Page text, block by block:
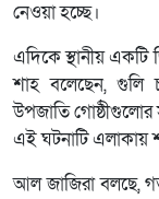
নেওয়া হচ্ছে।
এদিকে স্থানীয় একটি
শাহ বলেছেন, গুলি
উপজাতি গোষ্ঠীগুলোর
এই ঘটনাটি এলাকায়
আল জাজিরা বলছে, গত